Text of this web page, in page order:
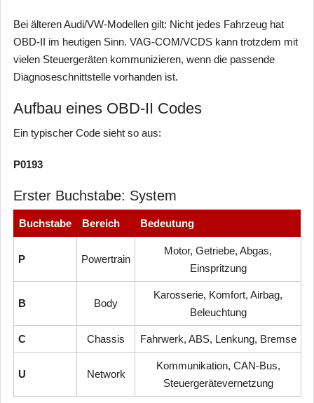
Bei älteren Audi/VW-Modellen gilt: Nicht jedes Fahrzeug hat
OBD-II im heutigen Sinn. VAG-COM/VCDS kann trotzdem mit
vielen Steuergeräten kommunizieren, wenn die passende
Diagnoseschnittstelle vorhanden ist.
Aufbau eines OBD-II Codes
Ein typischer Code sieht so aus:
P0193
Erster Buchstabe: System
Buchstabe Bereich Bedeutung
P Powertrain
Motor, Getriebe, Abgas,
Einspritzung
B Body
Karosserie, Komfort, Airbag,
Beleuchtung
C Chassis Fahrwerk, ABS, Lenkung, Bremse
U Network
Kommunikation, CAN-Bus,
Steuergerätevernetzung